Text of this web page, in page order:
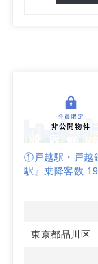
①戸越駅・戸越
駅』乗降客数
東京都品川区